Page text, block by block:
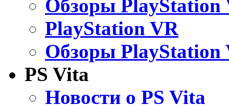
Обзоры PlayStation
PlayStation VR
Обзоры PlayStation
PS Vita
Новости о PS Vita